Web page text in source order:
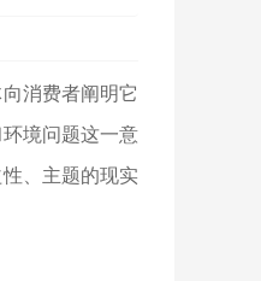
消费者阐明它
境问题这一意
、主题的现实